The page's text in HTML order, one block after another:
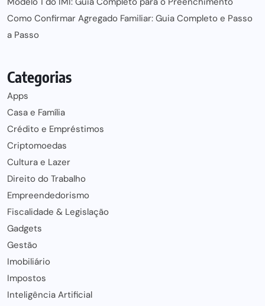
Como Confirmar Agregado Familiar: Guia Completo e Passo
a Passo
Categorias
Apps
Casa e Família
Crédito e Empréstimos
Criptomoedas
Cultura e Lazer
Direito do Trabalho
Empreendedorismo
Fiscalidade & Legislação
Gadgets
Gestão
Imobiliário
Impostos
Inteligência Artificial